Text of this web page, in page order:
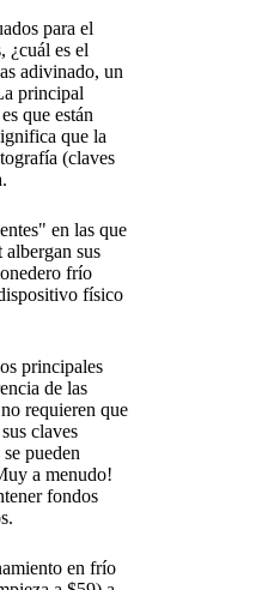
para el
¿cuál es el
adivinado, un
principal
que están
que la
(claves
en las que
albergan sus
frío
físico
principales
de las
requieren que
claves
pueden
a menudo!
fondos
en frío